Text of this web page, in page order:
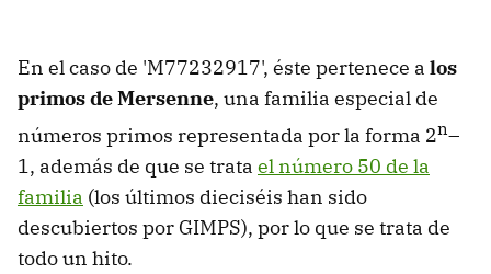
En el caso de 'M77232917', éste pertenece a los
primos de Mersenne, una familia especial de
números primos representada por la forma 2n–
1, además de que se trata el número 50 de la
familia (los últimos dieciséis han sido
descubiertos por GIMPS), por lo que se trata de
todo un hito.